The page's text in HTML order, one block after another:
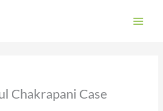
Chakrapani Case